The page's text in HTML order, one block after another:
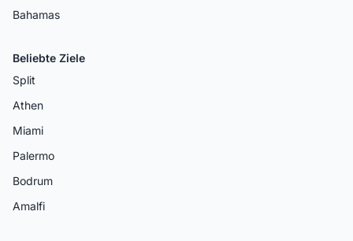
Bahamas
Beliebte Ziele
Split
Athen
Miami
Palermo
Bodrum
Amalfi